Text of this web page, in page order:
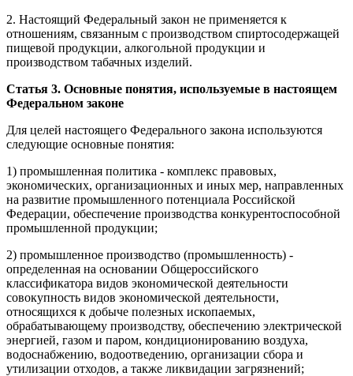
2. Настоящий Федеральный закон не применяется к
отношениям, связанным с производством спиртосодержащей
пищевой продукции, алкогольной продукции и
производством табачных изделий.
Статья 3. Основные понятия, используемые в настоящем
Федеральном законе
Для целей настоящего Федерального закона используются
следующие основные понятия:
1) промышленная политика - комплекс правовых,
экономических, организационных и иных мер, направленных
на развитие промышленного потенциала Российской
Федерации, обеспечение производства конкурентоспособной
промышленной продукции;
2) промышленное производство (промышленность) -
определенная на основании Общероссийского
классификатора видов экономической деятельности
совокупность видов экономической деятельности,
относящихся к добыче полезных ископаемых,
обрабатывающему производству, обеспечению электрической
энергией, газом и паром, кондиционированию воздуха,
водоснабжению, водоотведению, организации сбора и
утилизации отходов, а также ликвидации загрязнений;